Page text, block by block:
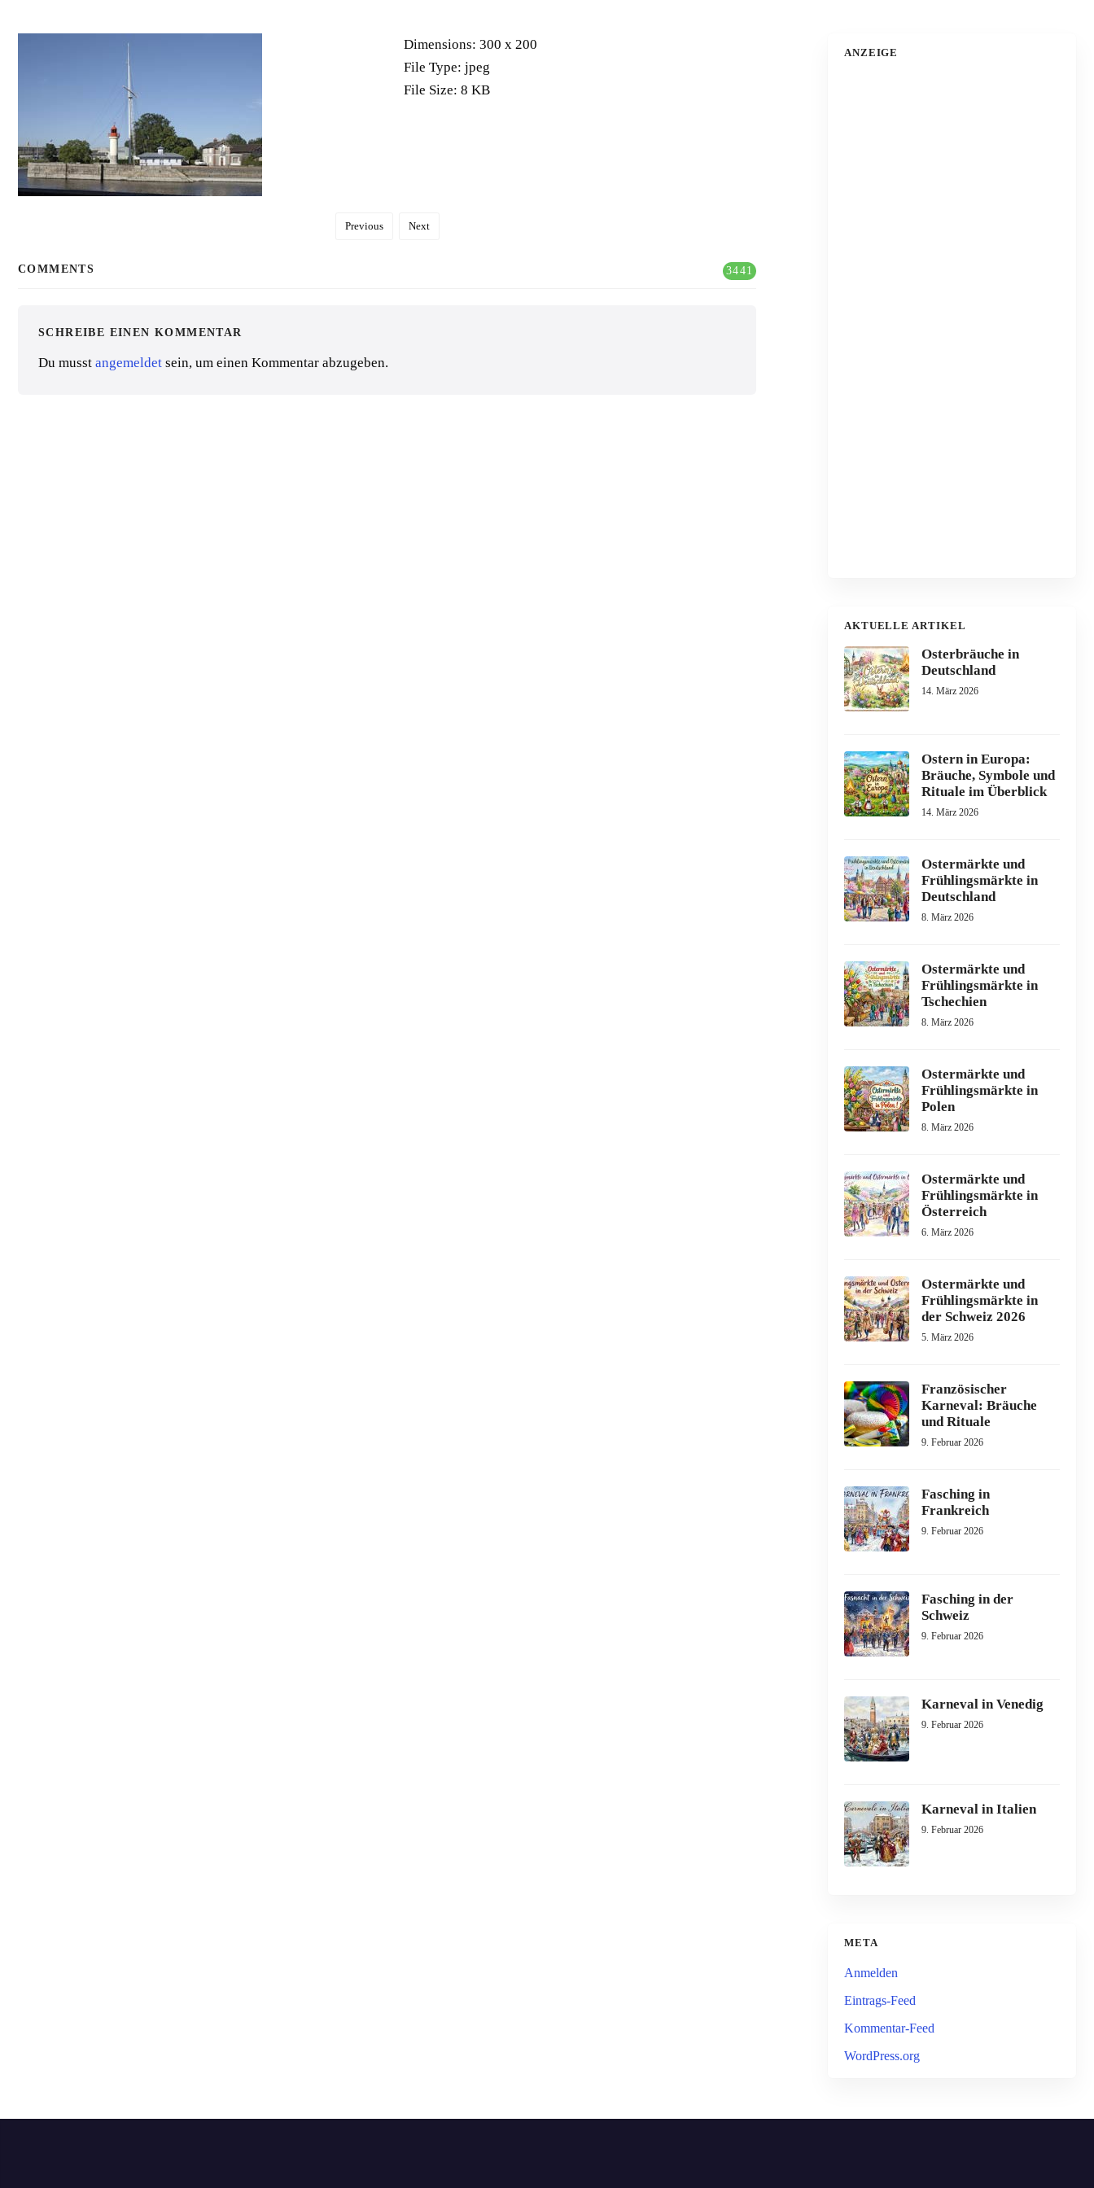
Dimensions: 300 x 200
File Type: jpeg
File Size: 8 KB
Previous Next
COMMENTS 3441
SCHREIBE EINEN KOMMENTAR
Du musst angemeldet sein, um einen Kommentar abzugeben.
ANZEIGE
AKTUELLE ARTIKEL
Osterbräuche in
Deutschland
14. März 2026
Ostern in Europa:
Bräuche, Symbole und
Rituale im Überblick
14. März 2026
Ostermärkte und
Frühlingsmärkte in
Deutschland
8. März 2026
Ostermärkte und
Frühlingsmärkte in
Tschechien
8. März 2026
Ostermärkte und
Frühlingsmärkte in
Polen
8. März 2026
Ostermärkte und
Frühlingsmärkte in
Österreich
6. März 2026
Ostermärkte und
Frühlingsmärkte in
der Schweiz 2026
5. März 2026
Französischer
Karneval: Bräuche
und Rituale
9. Februar 2026
Fasching in
Frankreich
9. Februar 2026
Fasching in der
Schweiz
9. Februar 2026
Karneval in Venedig
9. Februar 2026
Karneval in Italien
9. Februar 2026
META
Anmelden
Eintrags-Feed
Kommentar-Feed
WordPress.org